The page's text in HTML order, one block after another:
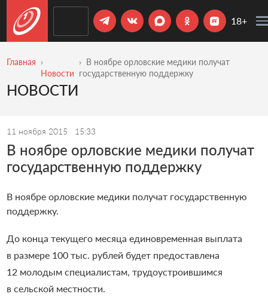
18+
Главная
Новости
В ноябре орловские медики получат
государственную поддержку
НОВОСТИ
11 ноября 2015 15:33
В ноябре орловские медики получат
государственную поддержку
В ноябре орловские медики получат государственную
поддержку.
До конца текущего месяца единовременная выплата
в размере 100 тыс. рублей будет предоставлена
12 молодым специалистам, трудоустроившимся
в сельской местности.